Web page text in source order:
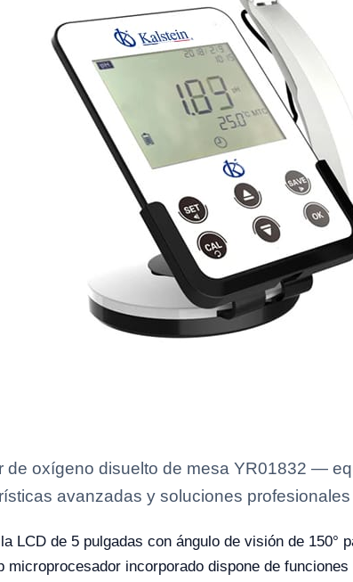
de oxígeno disuelto de mesa YR01832 —
avanzadas y soluciones
LCD de 5 pulgadas con ángulo de visión de 150°
microprocesador incorporado dispone de